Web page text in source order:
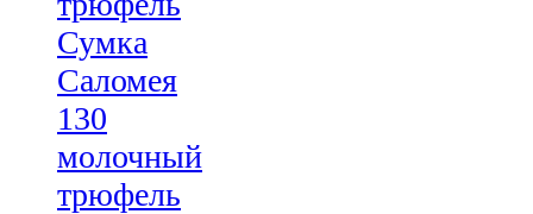
Сумка
Саломея
130
молочный
трюфель